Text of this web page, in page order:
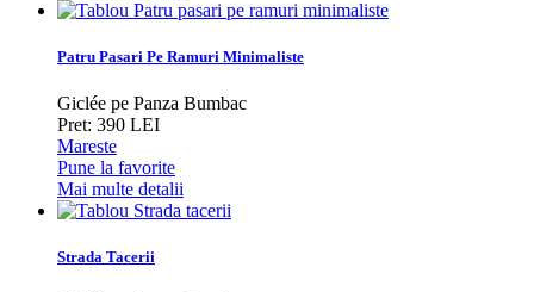
Patru Pasari Pe Ramuri Minimaliste
Giclée pe Panza Bumbac
Pret: 390 LEI
Mareste
Pune la favorite
Mai multe detalii
Strada Tacerii